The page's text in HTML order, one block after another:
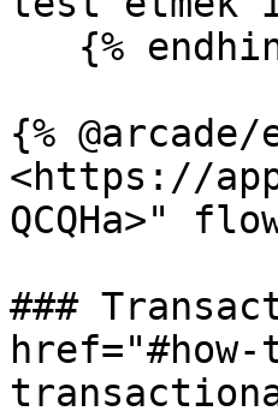
{%
<https://
QCQHa>"
###